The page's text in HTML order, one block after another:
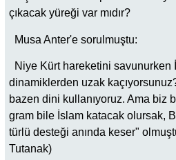
çıkacak yüreği var mıdır?
Musa Anter'e sorulmuştu:
Niye Kürt hareketini savunurken
dinamiklerden uzak
bazen dini kullanıyoruz. Ama biz
gram bile İslam katacak olursak,
türlü desteği anında keser"
Tutanak)